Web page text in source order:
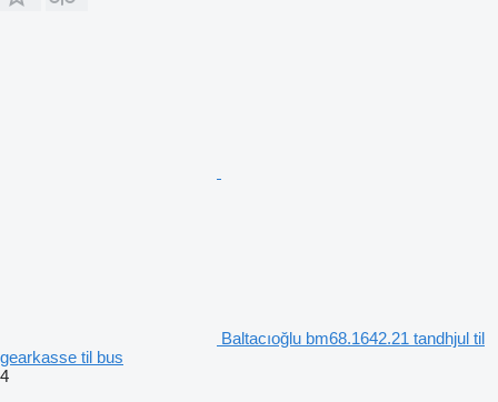
Baltacıoğlu bm68.1642.21 tandhjul til
gearkasse til bus
4